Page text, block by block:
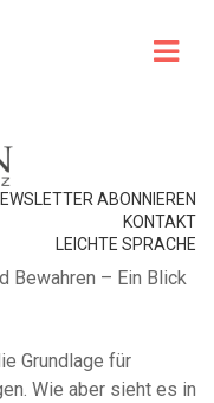
ABONNIEREN
KONTAKT
LEICHTE SPRACHE
Bewahren – Ein Blick
Grundlage für
Wie aber sieht es in